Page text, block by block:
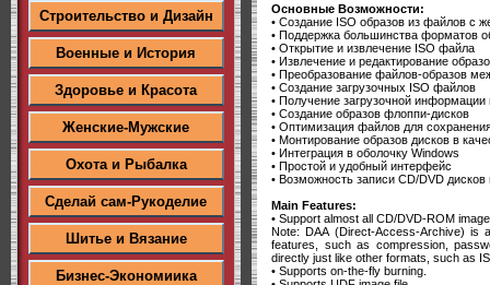
Строительство и Дизайн
Военные и История
Здоровье и Красота
Женские-Мужские
Охота и Рыбалка
Сделай сам-Рукоделие
Шитье и Вязание
Бизнес-Экономиика
Основные Возможности:
• Создание ISO образов из файлов с
• Поддержка большинства форматов
• Открытие и извлечение ISO файла
• Извлечение и редактирование
• Преобразование файлов-образов
• Создание загрузочных ISO файлов
• Получение загрузочной
• Создание образов флоппи-дисков
• Оптимизация файлов для
• Монтирование образов дисков в
• Интеграция в оболочку Windows
• Простой и удобный интерфейс
• Возможность записи CD/DVD дисков
Main Features:
• Support almost all CD/DVD-ROM
Note: DAA (Direct-Access-Archive) is
features, such as compression,
directly just like other formats, such as
• Supports on-the-fly burning.